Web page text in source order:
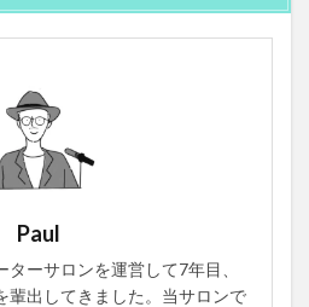
Paul
ーサロンを運営して7年目、
輩出してきました。当サロンで